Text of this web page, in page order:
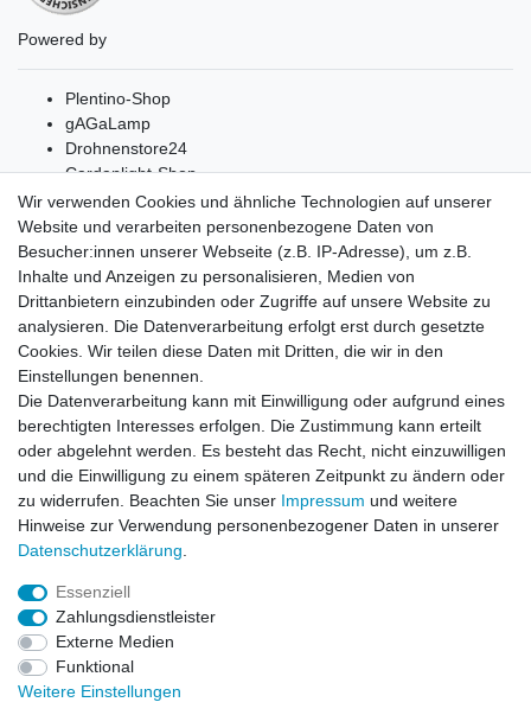
Powered by
Plentino-Shop
gAGaLamp
Drohnenstore24
Cardanlight-Shop
Batteriespeicher
PlentiSolar
Gebrauchtlicht
Ledkauf
DEYESOLAR
Lightech Connect
CardanLight Europe
FORTIMO LEDs
LED-RETROSHOP
Wallbox24
Impressum Daten­schutz­erklärung AGB
Wir verwenden Cookies und ähnliche Technologien auf unserer
Website und verarbeiten personenbezogene Daten von
Besucher:innen unserer Webseite (z.B. IP-Adresse), um z.B.
Inhalte und Anzeigen zu personalisieren, Medien von
Drittanbietern einzubinden oder Zugriffe auf unsere Website zu
analysieren. Die Datenverarbeitung erfolgt erst durch gesetzte
Cookies. Wir teilen diese Daten mit Dritten, die wir in den
Einstellungen benennen.
Die Datenverarbeitung kann mit Einwilligung oder aufgrund eines
berechtigten Interesses erfolgen. Die Zustimmung kann erteilt
oder abgelehnt werden. Es besteht das Recht, nicht einzuwilligen
und die Einwilligung zu einem späteren Zeitpunkt zu ändern oder
zu widerrufen. Beachten Sie unser Impressum und weitere
Hinweise zur Verwendung personenbezogener Daten in unserer
Daten­schutz­erklärung
Essenziell
Zahlungsdienstleister
Externe Medien
Funktional
Weitere Einstellungen